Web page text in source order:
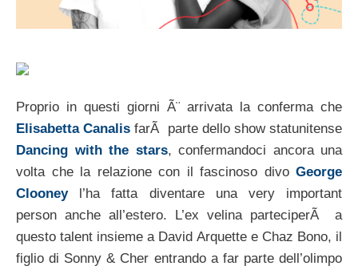
Proprio in questi giorni Ã¨ arrivata la conferma che
Elisabetta Canalis farÃ parte dello show statunitense
Dancing with the stars, confermandoci ancora una
volta che la relazione con il fascinoso divo George
Clooneyl’ha fatta diventare una very important
person anche all’estero. L’ex velina parteciperÃ a
questo talent insieme a David Arquette e Chaz Bono, il
figlio di Sonny & Cher entrando a far parte dell’olimpo